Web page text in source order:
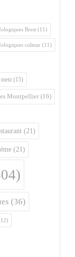
Brest (11)
colmar (11)
(15)
Montpellier (16)
(21)
(21)
(36)